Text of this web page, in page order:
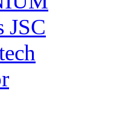
JSC